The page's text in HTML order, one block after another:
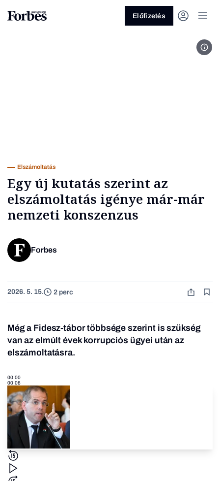
Üzlet
Előfizetés
Elszámoltatás
Egy új kutatás szerint az
elszámoltatás igénye már-már
nemzeti konszenzus
Forbes
2026. 5. 15. 2 perc
Még a Fidesz-tábor többsége szerint is szükség
van az elmúlt évek korrupciós ügyei után az
elszámoltatásra.
00:00
00:08